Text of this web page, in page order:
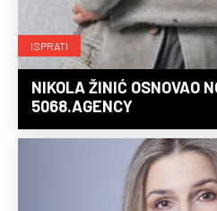
ISPRATI
NIKOLA ŽINIĆ OSNOVAO
5068.AGENCY